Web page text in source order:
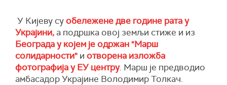
У Кијеву су обележене две године рата у
Украјини, а подршка овој земљи стиже и из
Београда у којем је одржан "Марш
солидарности" и отворена изложба
фотографија у ЕУ центру. Марш је предводио
амбасадор Украјине Володимир Толкач.